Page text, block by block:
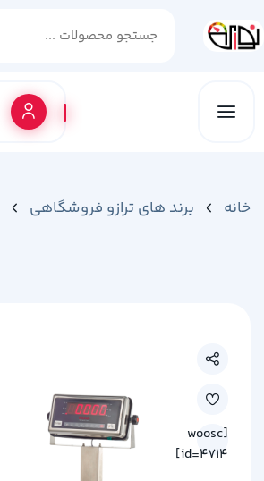
خانه برند های ترازو فروشگاهی
[woosc
id=4714]